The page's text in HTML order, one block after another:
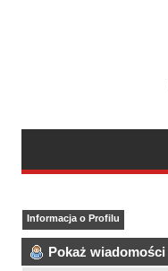
Informacja o Profilu
Pokaż wiadomości